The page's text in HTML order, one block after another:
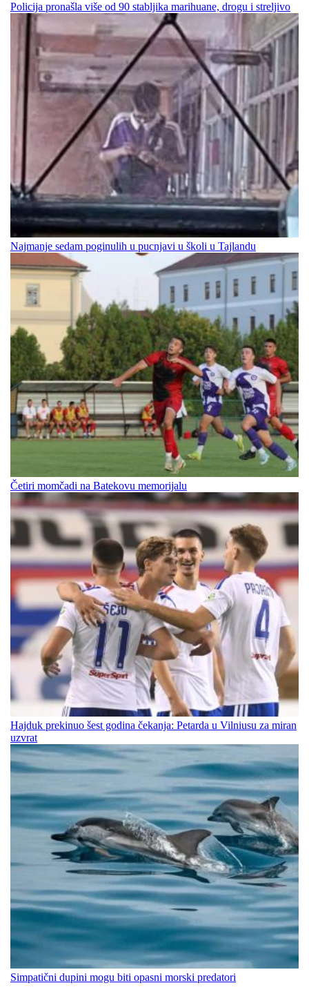
Policija pronašla više od 90 stabljika marihuane, drogu i streljivo
Najmanje sedam poginulih u pucnjavi u školi u Tajlandu
Četiri momčadi na Batekovu memorijalu
Hajduk prekinuo šest godina čekanja: Petarda u Vilniusu za miran
uzvrat
Simpatični dupini mogu biti opasni morski predatori